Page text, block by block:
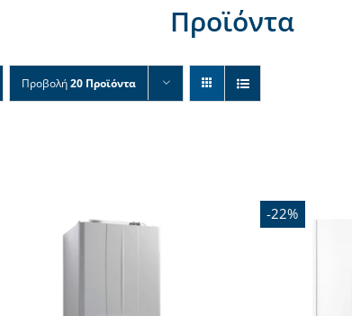
Προϊόντα
Προβολή20 Προϊόντα
-22%